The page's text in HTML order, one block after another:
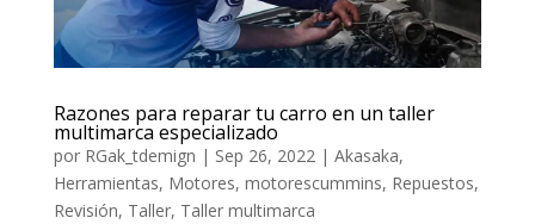
Razones para reparar tu carro en un taller
multimarca especializado
por RGak_tdemign | Sep 26, 2022 | Akasaka,
Herramientas, Motores, motorescummins, Repuestos,
Revisión, Taller, Taller multimarca